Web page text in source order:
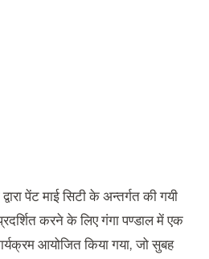
पेंट माई सिटी के अन्तर्गत की गयी
करने के लिए गंगा पण्डाल में एक
आयोजित किया गया, जो सुबह